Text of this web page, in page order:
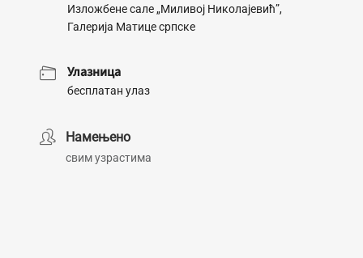
Изложбене сале „Миливој Николајевић”,
Галерија Матице српске
Улазница
бесплатан улаз
Намењено
свим узрастима